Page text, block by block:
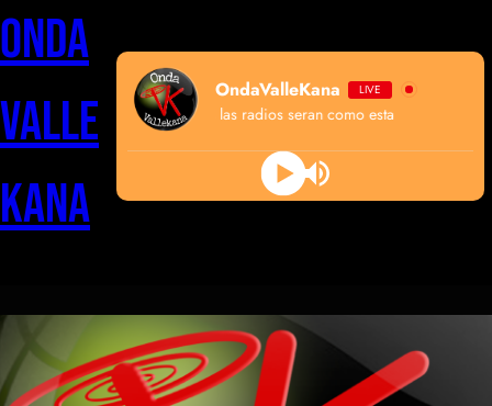
Saltar
contenido
Onda
Valle
Kana
OndaValleKana LIVE
algun dia todas las radios seran como esta